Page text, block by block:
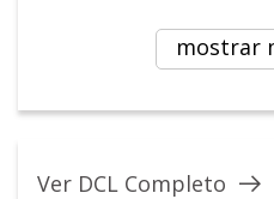
mostrar
Ver DCL Completo